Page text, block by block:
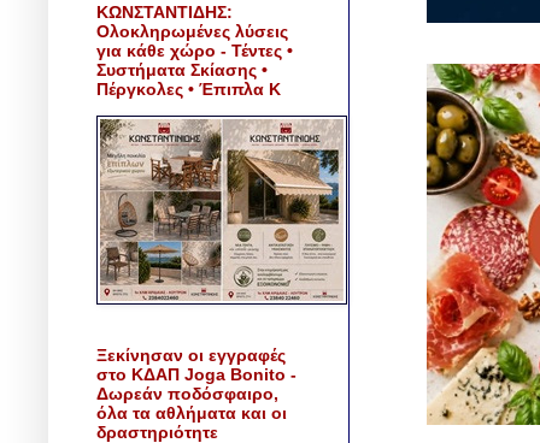
ΚΩΝΣΤΑΝΤΙΔΗΣ:
Ολοκληρωμένες λύσεις
για κάθε χώρο - Τέντες •
Συστήματα Σκίασης •
Πέργκολες • Έπιπλα Κ
Ξεκίνησαν οι εγγραφές
στο ΚΔΑΠ Joga Bonito -
Δωρεάν ποδόσφαιρο,
όλα τα αθλήματα και οι
δραστηριότητε